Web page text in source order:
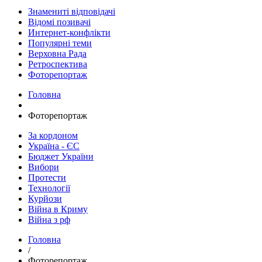
Знамениті відповідачі
Відомі позивачі
Интернет-конфлікти
Популярні теми
Верховна Рада
Ретроспектива
Фоторепортаж
Головна
Фоторепортаж
За кордоном
Україна - ЄС
Бюджет України
Вибори
Протести
Технології
Курйози
Війна в Криму
Війна з рф
Головна
/